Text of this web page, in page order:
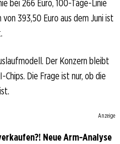
bei 266 Euro, 100-Tage-Linie
393,50 Euro aus dem Juni ist
Der Konzern bleibt
Die Frage ist nur, ob die
Anzeige
Neue Arm-Analyse